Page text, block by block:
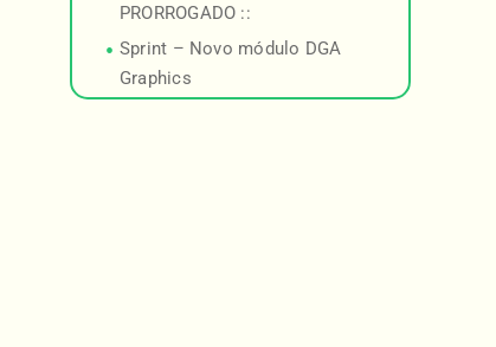
PRORROGADO ::
Sprint – Novo módulo DGA
Graphics